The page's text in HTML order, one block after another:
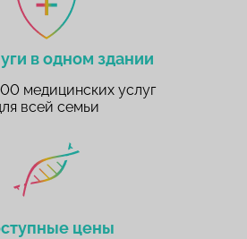
в одном здании
медицинских услуг
всей семьи
цены